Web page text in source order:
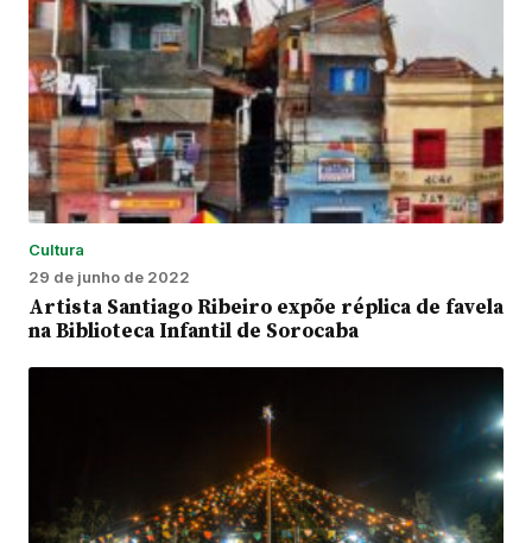
Cultura
29 de junho de 2022
Artista Santiago Ribeiro expõe réplica de favela
na Biblioteca Infantil de Sorocaba